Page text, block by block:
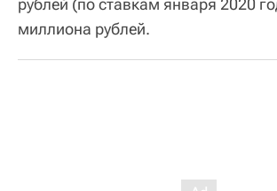
рублей (по ставкам января 2020
миллиона рублей.